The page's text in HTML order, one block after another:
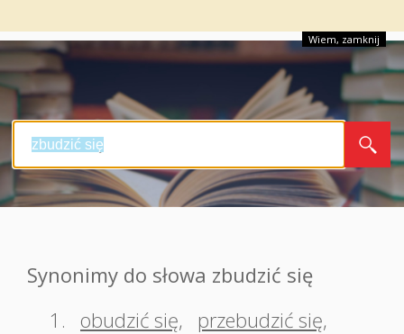
Wiem, zamknij
Synonimy do słowa zbudzić się
1.
obudzić się, przebudzić się,